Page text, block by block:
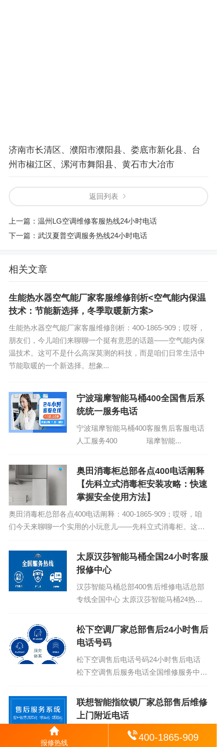
济南市长清区、濮阳市濮阳县、娄底市新化县、台
州市椒江区、漯河市舞阳县、黄石市大冶市
返回列表
上一篇： 温州LG空调维修客服热线24小时电话
下一篇： 武汉夏普空调服务热线24小时电话
相关文章
生能热水器空气能厂家客服维修剖析<空气能内保温
技术：节能新选择，冬季取暖新方案>
生能热水器空气能厂家客服维修剖析：400-1865-909；哎呀，
朋友们，今儿咱们来聊聊一个挺有意思的话题——空气能内保
温技术。这可不是什么高深莫测的科技，而是咱们日常生活中
节能取暖的一个新选择。想象...
宁波瑞摩智能马桶400全国售后系
统统一服务电话
宁波瑞摩智能马桶400客服售后客服电话
人工服务400 瑞摩智能...
奥田消毒柜总部各点400电话阐释
【先科立式消毒柜安装攻略：快速
掌握安全使用方法】
奥田消毒柜总部各点400电话阐释：400-1865-909；哎呀，咱
们今天来聊聊一个实用的小玩意儿——先科立式消毒柜。这玩
过，说到安装和使用，很多人...
太原汉莎智能马桶全国24小时客服
报修中心
汉莎智能马桶总部400售后维修电话总部
专线全国中心 太原汉莎智能马桶24热线
询）（2）400-1865-...
松下空调厂家总部售后24小时售后
电话号码
松下空调售后电话号码24小时售后电话
松下空调售后服务电话全国维修服务中
打） 松...
联想智能指纹锁厂家总部售后维修
上门附近电话
联想智能指纹锁服务电话24小时人工 联
报修热线 400-1865-909